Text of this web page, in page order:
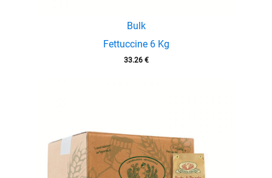
Bulk
Fettuccine 6 Kg
33.26 €